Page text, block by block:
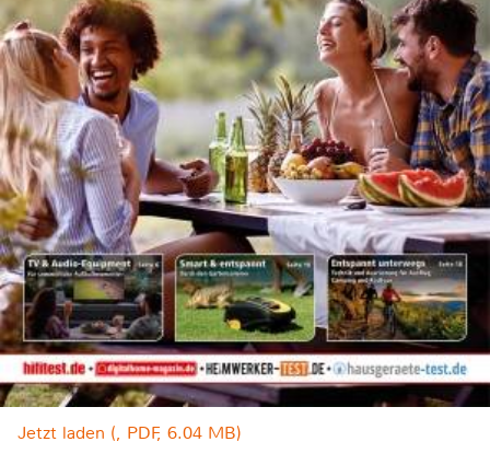
Jetzt laden (, PDF, 6.04 MB)